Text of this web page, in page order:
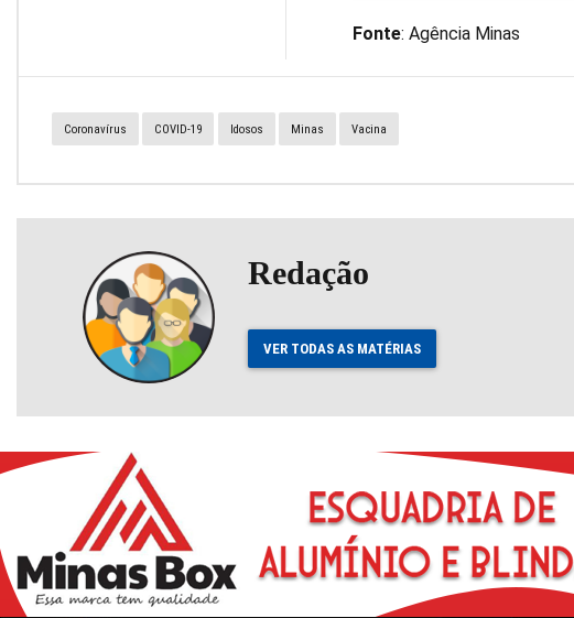
Fonte: Agência Minas
Coronavírus COVID-19 Idosos Minas Vacina
Redação
VER TODAS AS MATÉRIAS